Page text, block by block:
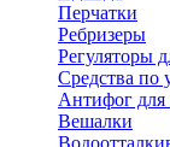
Перчатки
Ребризеры
Регуляторы
Средства по
Антифог для
Вешалки